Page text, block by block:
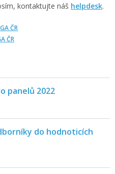
kontaktujte náš helpdesk.
ČR
ČR
panelů 2022
do hodnoticích